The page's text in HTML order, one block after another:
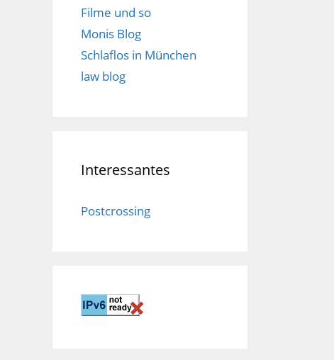
Filme und so
Monis Blog
Schlaflos in München
law blog
Interessantes
Postcrossing